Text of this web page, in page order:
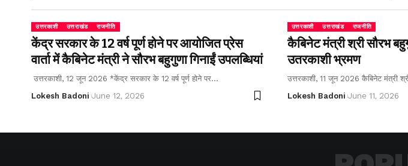
उत्तरकाशी उत्तराखंड राजनीति
केंद्र सरकार के 12 वर्ष पूर्ण होने पर आयोजित प्रेस
वार्ता में कैबिनेट मंत्री ने सौरभ बहुगुणा गिनाईं उपलब्धियां
उत्तरकाशी, 12 जून 2026 *केंद्र सरकार के 12 वर्ष पूर्ण होने पर…
Lokesh Badoni June 12, 2026
उत्तरकाशी उत्तराखंड राजनीति
कैबिनेट मंत्री श्री सौरभ
उतरकाशी भ्रमण
उत्तरकाशी, 11 जून 2026 कैबिनेट मंत्री
Lokesh Badoni June 11, 2026